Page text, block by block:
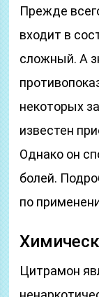
Прежде
входит в
сложный. А
некоторых
известен
Однако он
болей.
по
Цитрамон